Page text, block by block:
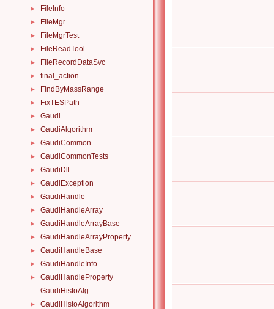
► FileInfo
► FileMgr
► FileMgrTest
► FileReadTool
► FileRecordDataSvc
► final_action
► FindByMassRange
► FixTESPath
► Gaudi
► GaudiAlgorithm
► GaudiCommon
► GaudiCommonTests
► GaudiDll
► GaudiException
► GaudiHandle
► GaudiHandleArray
► GaudiHandleArrayBase
► GaudiHandleArrayProperty
► GaudiHandleBase
► GaudiHandleInfo
►
GaudiHandleProperty
GaudiHistoAlg
► GaudiHistoAlgorithm